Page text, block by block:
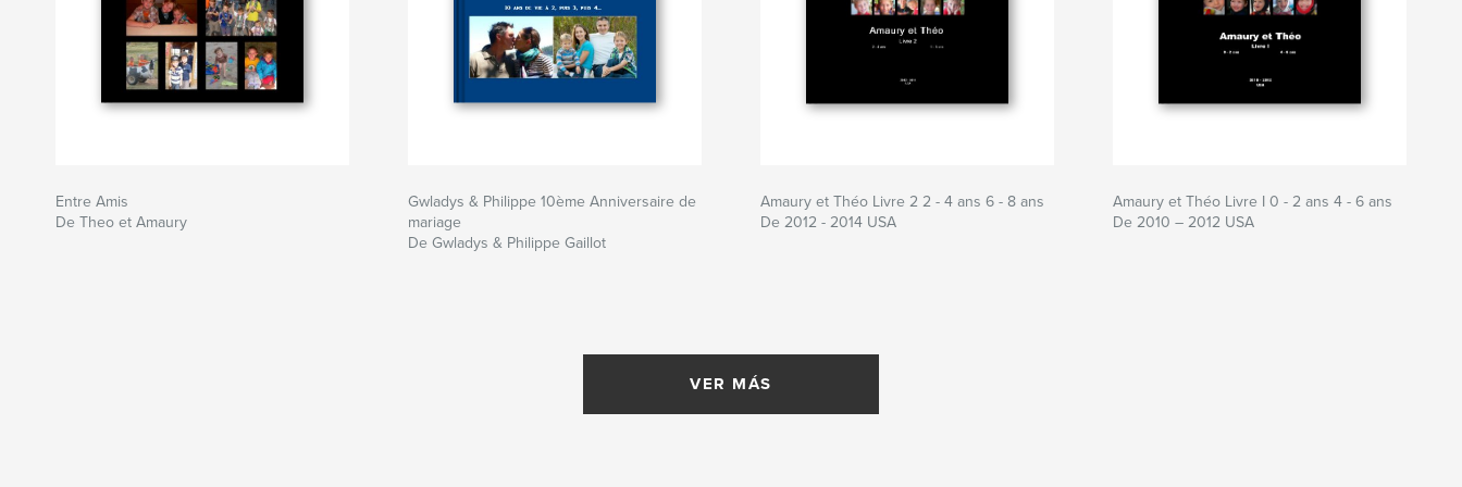
Entre Amis
De Theo et Amaury
Gwladys & Philippe 10ème Anniversaire de
mariage
De Gwladys & Philippe Gaillot
Amaury et Théo Livre 2 2 - 4 ans 6 - 8 ans
De 2012 - 2014 USA
Amaury et Théo Livre I 0 - 2 ans 4 - 6 ans
De 2010 – 2012 USA
VER MÁS